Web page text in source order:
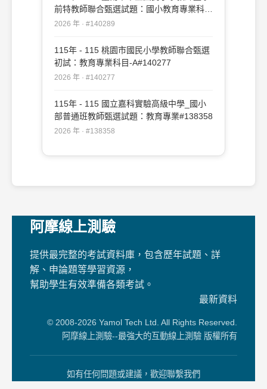
前特教師聯合甄選試題：國小教育專業科目
#140289
2026 年 · #140289
115年 - 115 桃園市國民小學教師聯合甄選
初試：教育專業科目-A#140277
2026 年 · #140277
115年 - 115 國立嘉科實驗高級中學_國小
部普通班教師甄選試題：教育專業#138358
2026 年 · #138358
阿摩線上測驗
提供最完整的考試資料庫，包含歷年試題、詳
解、申論題等學習資源，
幫助學生有效準備各類考試。
最新資料
© 2008-2026 Yamol Tech Ltd. All Rights Reserved.
阿摩線上測驗--最強大的互動線上測驗 版權所有
如有任何問題或建議，歡迎聯繫我們